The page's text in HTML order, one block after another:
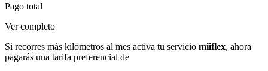
Pago total
Ver completo
Si recorres más kilómetros al mes activa tu servicio miiflex, ahora
pagarás una tarifa preferencial de